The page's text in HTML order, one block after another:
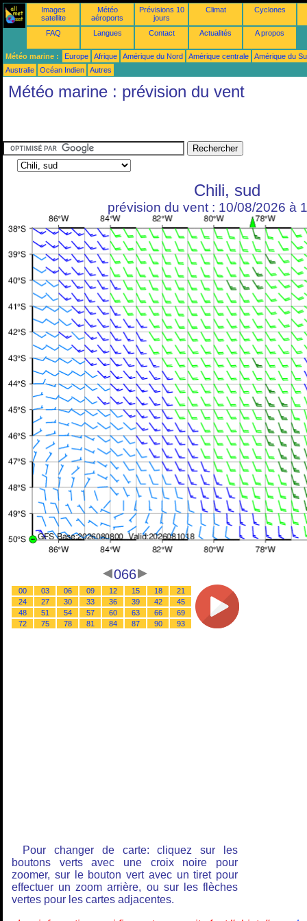
Images
satellite
Météo
aéroports
Prévisions 10
jours
Climat Cyclones
FAQ Langues Contact Actualités A propos
Météo marine : Europe Afrique Amérique du Nord Amérique centrale
Amérique du
Australie
Océan Indien Autres
Météo marine : prévision du vent
Chili, sud
prévision du vent : 10/08/2026 à
066
00 03 06 09 12 15 18
21
24
27 30 33 36 39 42
45
48
51 54 57 60 63 66
69
72
75 78 81 84 87 90 93
Pour changer de carte: cliquez sur les
boutons verts avec une croix noire pour
zoomer, sur le bouton vert avec un tiret pour
effectuer un zoom arrière, ou sur les flèches
vertes pour les cartes adjacentes.